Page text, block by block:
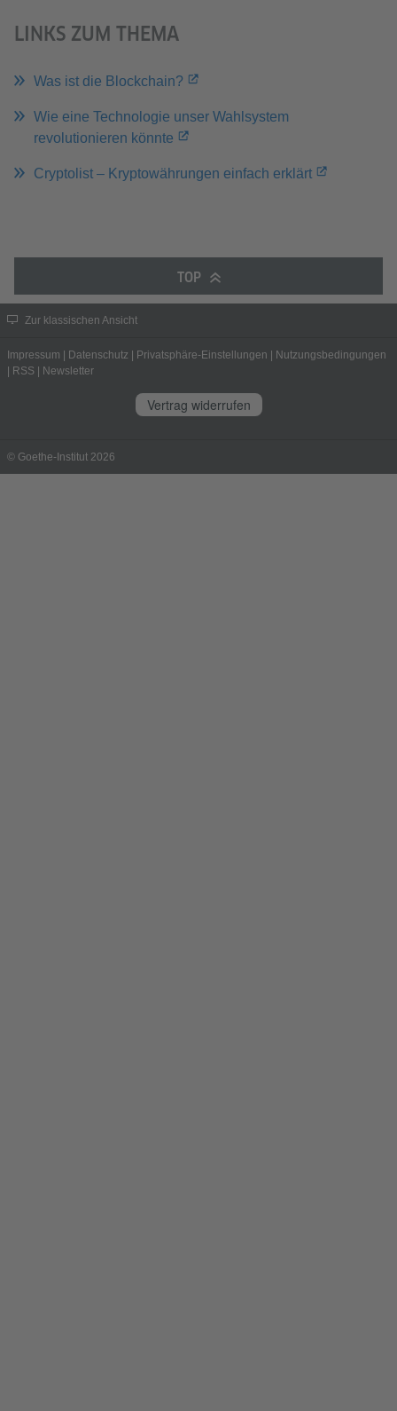
LINKS ZUM THEMA
Was ist die Blockchain?
Wie eine Technologie unser Wahlsystem
revolutionieren könnte
Cryptolist – Kryptowährungen einfach erklärt
TOP
Zur klassischen Ansicht
Impressum Datenschutz Privatsphäre-Einstellungen
Nutzungsbedingungen
RSS Newsletter
Vertrag widerrufen
© Goethe-Institut 2026